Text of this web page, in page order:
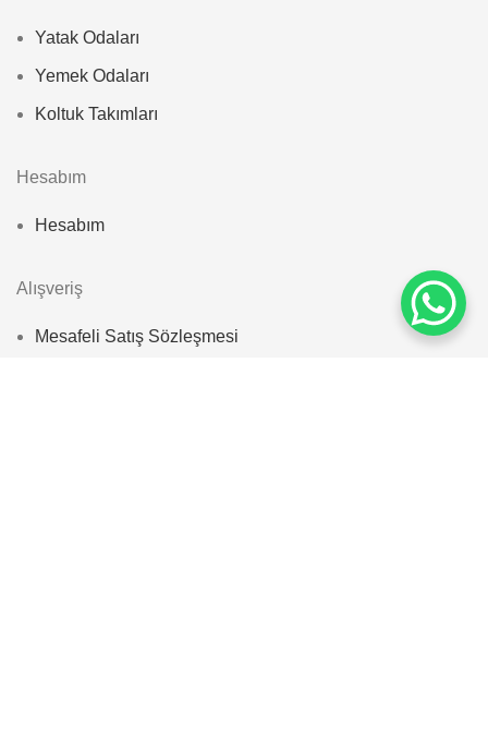
Yatak Odaları
Yemek Odaları
Koltuk Takımları
Hesabım
Hesabım
Alışveriş
Mesafeli Satış Sözleşmesi